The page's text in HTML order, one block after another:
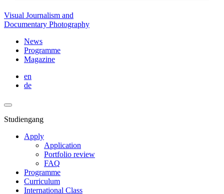
Visual Journalism and
Documentary Photography
News
Programme
Magazine
en
de
Studiengang
Apply
Application
Portfolio review
FAQ
Programme
Curriculum
International Class